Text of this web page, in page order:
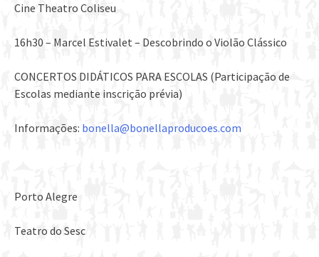
Cine Theatro Coliseu
16h30 – Marcel Estivalet – Descobrindo o Violão Clássico
CONCERTOS DIDÁTICOS PARA ESCOLAS (Participação de
Escolas mediante inscrição prévia)
Informações: bonella@bonellaproducoes.com
Porto Alegre
Teatro do Sesc